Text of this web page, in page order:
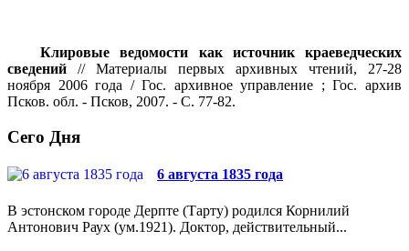
Клировые ведомости как источник краеведческих
сведений // Материалы первых архивных чтений, 27-28
ноября 2006 года / Гос. архивное управление ; Гос. архив
Псков. обл. - Псков, 2007. - С. 77-82.
Сего Дня
6 августа 1835 года
В эстонском городе Дерпте (Тарту) родился Корнилий
Антонович Раух (ум.1921). Доктор, действительный...